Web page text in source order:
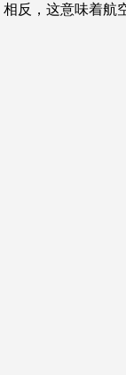
反，这意味着航